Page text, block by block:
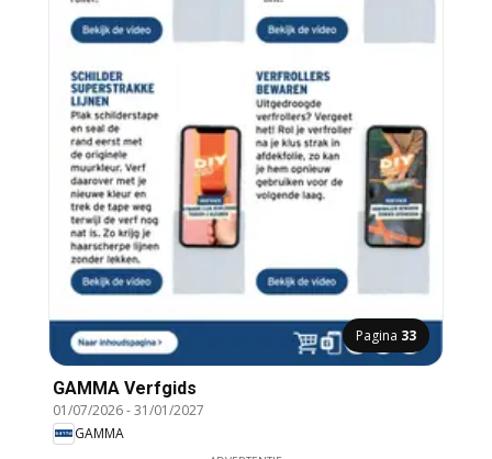
Pagina 33
GAMMA Verfgids
01/07/2026-31/01/2027
GAMMA